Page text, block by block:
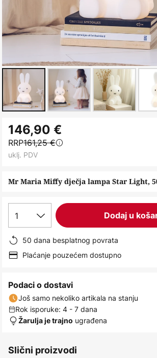
to
the
beginning
the
Mr Maria Miffy dječja lampa Star Light,
146,90 €
RRP161,25 €
uklj. PDV
1 Dodaj u
50 dana besplatnog povrata
Plaćanje pouzećem dostupno
Podaci o dostavi
Još samo nekoliko artikala na stanju
Rok isporuke: 4 - 7 dana
Žarulja je trajno ugrađena
Slični proizvodi